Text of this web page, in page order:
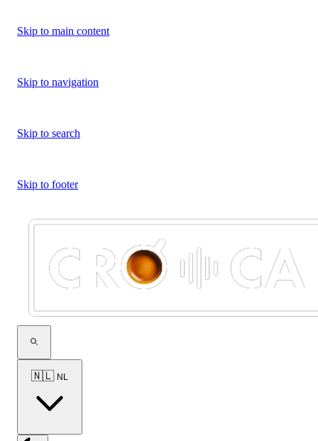
Skip to main content
Skip to navigation
Skip to search
Skip to footer
🇳🇱 NL